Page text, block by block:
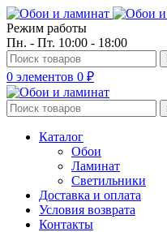
Режим работы
Пн. - Пт. 10:00 - 18:00
0 элементов 0 ₽
Каталог
Обои
Ламинат
Светильники
Доставка и оплата
Условия возврата
Контакты